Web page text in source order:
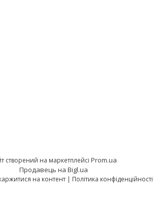
створений на маркетплейсі Prom.ua
Продавець на Bigl.ua
на контент | Політика конфіденційності